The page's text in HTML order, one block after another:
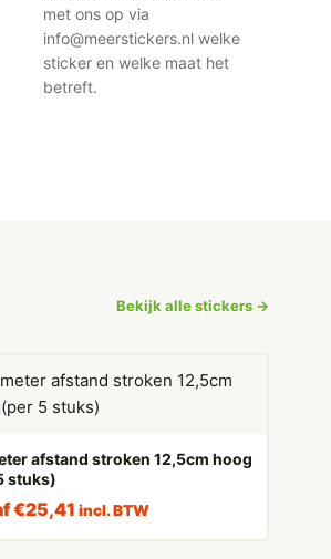
met ons op via
info@meerstickers.nl welke
sticker en welke maat het
betreft.
Bekijk alle stickers →
afstand stroken 12,5cm hoog
stuks)
€25,41 incl. BTW